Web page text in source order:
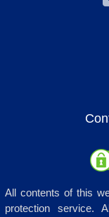
All contents of this
protection service.